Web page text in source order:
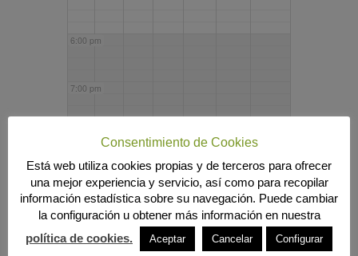
6:00 pm
7:00 pm
9:00 pm
10:00 pm
Consentimiento de Cookies
Está web utiliza cookies propias y de terceros para ofrecer
una mejor experiencia y servicio, así como para recopilar
información estadística sobre su navegación. Puede cambiar
la configuración u obtener más información en nuestra
política de cookies.
Aceptar Cancelar Configurar